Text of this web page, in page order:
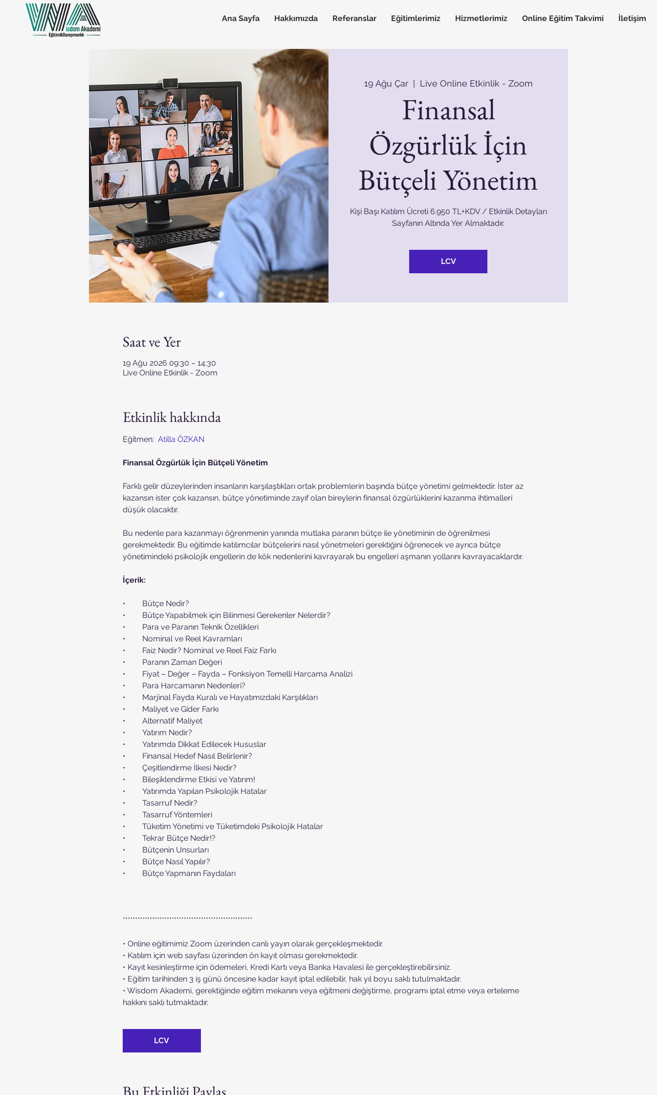
Ana Sayfa Hakkımızda Referanslar Eğitimlerimiz Hizmetlerimiz Online Eğitim Takvimi İletişim
19 Ağu Çar
  |
Live Online Etkinlik - Zoom
Finansal
Özgürlük İçin
Bütçeli Yönetim
Kişi Başı Katılım Ücreti 6.950 TL+KDV / Etkinlik Detayları
Sayfanın Altında Yer Almaktadır.
LCV
Saat ve Yer
19 Ağu 2026 09:30 – 14:30
Live Online Etkinlik - Zoom
Etkinlik hakkında
Eğitmen: Atilla ÖZKAN
Finansal Özgürlük İçin Bütçeli Yönetim
Farklı gelir düzeylerinden insanların karşılaştıkları ortak problemlerin başında bütçe yönetimi gelmektedir. İster az
kazansın ister çok kazansın, bütçe yönetiminde zayıf olan bireylerin finansal özgürlüklerini kazanma ihtimalleri
düşük olacaktır.
Bu nedenle para kazanmayı öğrenmenin yanında mutlaka paranın bütçe ile yönetiminin de öğrenilmesi
gerekmektedir. Bu eğitimde katılımcılar bütçelerini nasıl yönetmeleri gerektiğini öğrenecek ve ayrıca bütçe
yönetimindeki psikolojik engellerin de kök nedenlerini kavrayarak bu engelleri aşmanın yollarını kavrayacaklardır.
İçerik:
•	Bütçe Nedir?
•	Bütçe Yapabilmek için Bilinmesi Gerekenler Nelerdir?
•	Para ve Paranın Teknik Özellikleri
•	Nominal ve Reel Kavramları
•	Faiz Nedir? Nominal ve Reel Faiz Farkı
•	Paranın Zaman Değeri
•	Fiyat – Değer – Fayda – Fonksiyon Temelli Harcama Analizi
•	Para Harcamanın Nedenleri?
•	Marjinal Fayda Kuralı ve Hayatımızdaki Karşılıkları
•	Maliyet ve Gider Farkı
•	Alternatif Maliyet
•	Yatırım Nedir?
•	Yatırımda Dikkat Edilecek Hususlar
•	Finansal Hedef Nasıl Belirlenir?
•	Çeşitlendirme İlkesi Nedir?
•	Bileşiklendirme Etkisi ve Yatırım!
•	Yatırımda Yapılan Psikolojik Hatalar
•	Tasarruf Nedir?
•	Tasarruf Yöntemleri
•	Tüketim Yönetimi ve Tüketimdeki Psikolojik Hatalar
•	Tekrar Bütçe Nedir!?
•	Bütçenin Unsurları
•	Bütçe Nasıl Yapılır?
•	Bütçe Yapmanın Faydaları
*****************************************************
• Online eğitimimiz Zoom üzerinden canlı yayın olarak gerçekleşmektedir.
• Katılım için web sayfası üzerinden ön kayıt olması gerekmektedir.
• Kayıt kesinleştirme için ödemeleri, Kredi Kartı veya Banka Havalesi ile gerçekleştirebilirsiniz.
• Eğitim tarihinden 3 iş günü öncesine kadar kayıt iptal edilebilir, hak yıl boyu saklı tutulmaktadır.
• Wisdom Akademi, gerektiğinde eğitim mekanını veya eğitmeni değiştirme, programı iptal etme veya erteleme
hakkını saklı tutmaktadır.
LCV